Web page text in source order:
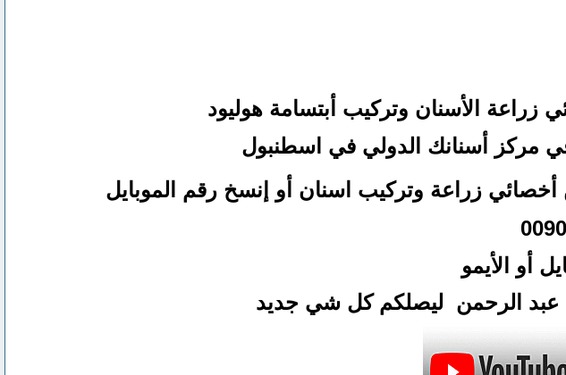
زراعة الأسنان وتركيب أبتسامة هوليود
مركز أسنانك الدولي في اسطنبول
أخصائي زراعة وتركيب اسنان أو إنسخ رقم الموبايل
أو الأيمو
عبد الرحمن ليصلكم كل شي جديد